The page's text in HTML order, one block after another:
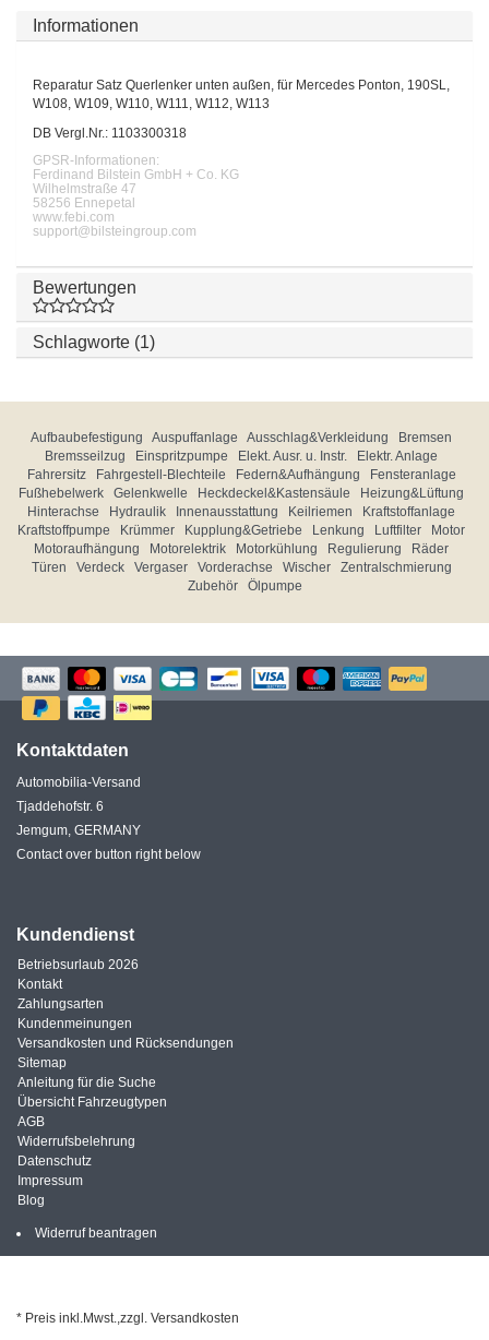
Informationen
Reparatur Satz Querlenker unten außen, für Mercedes Ponton, 190SL,
W108, W109, W110, W111, W112, W113
DB Vergl.Nr.: 1103300318
GPSR-Informationen:
Ferdinand Bilstein GmbH + Co. KG
Wilhelmstraße 47
58256 Ennepetal
www.febi.com
support@bilsteingroup.com
Bewertungen
Schlagworte (1)
Aufbaubefestigung Auspuffanlage Ausschlag&Verkleidung
Bremsen
Bremsseilzug
Einspritzpumpe Elekt. Ausr. u. Instr.
Elektr. Anlage
Fahrersitz
Fahrgestell-Blechteile Federn&Aufhängung
Fensteranlage
Fußhebelwerk
Gelenkwelle Heckdeckel&Kastensäule
Heizung&Lüftung
Hinterachse
Hydraulik Innenausstattung Keilriemen
Kraftstoffanlage
Kraftstoffpumpe
Krümmer Kupplung&Getriebe Lenkung Luftfilter
Motor
Motoraufhängung
Motorelektrik Motorkühlung Regulierung
Räder
Türen
Verdeck Vergaser Vorderachse Wischer
Zentralschmierung
Zubehör
Ölpumpe
Kontaktdaten
Automobilia-Versand
Tjaddehofstr. 6
Jemgum, GERMANY
Contact over button right below
Kundendienst
Betriebsurlaub 2026
Kontakt
Zahlungsarten
Kundenmeinungen
Versandkosten und Rücksendungen
Sitemap
Anleitung für die Suche
Übersicht Fahrzeugtypen
AGB
Widerrufsbelehrung
Datenschutz
Impressum
Blog
Widerruf beantragen
* Preis inkl.Mwst.,zzgl. Versandkosten